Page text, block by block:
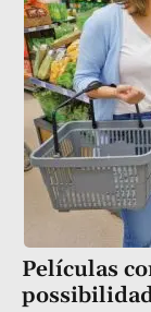
Películas